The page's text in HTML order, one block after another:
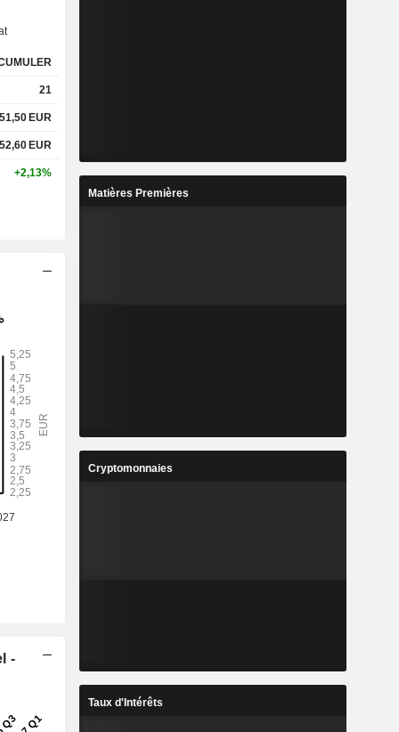
21
51,50 EUR
52,60 EUR
+2,13%
-
Matières Premières
Cryptomonnaies
Taux d'Intérêts